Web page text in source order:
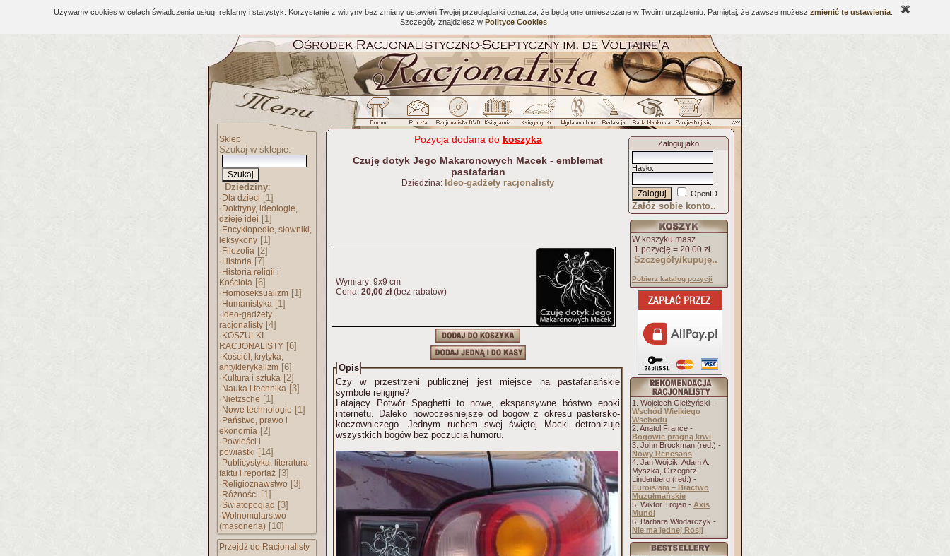
Używamy cookies w celach świadczenia usług, reklamy i statystyk. Korzystanie z witryny bez zmiany ustawień Twojej przeglądarki oznacza, że będą one umieszczane w Twoim urządzeniu. Pamiętaj, że zawsze możesz zmienić te ustawienia
Szczegóły znajdziesz w Polityce Cookies
Sklep
Szukaj w sklepie:
Dziedziny:
· Dla dzieci [1]
· Doktryny, ideologie,
dzieje idei [1]
· Encyklopedie, słowniki,
leksykony [1]
· Filozofia [2]
· Historia [7]
· Historia religii i
Kościoła [6]
· Homoseksualizm [1]
· Humanistyka [1]
· Ideo-gadżety
racjonalisty [4]
· KOSZULKI
RACJONALISTY [6]
· Kościół, krytyka,
antyklerykalizm [6]
· Kultura i sztuka [2]
· Nauka i technika [3]
· Nietzsche [1]
· Nowe technologie [1]
· Państwo, prawo i
ekonomia [2]
· Powieści i
powiastki [14]
· Publicystyka, literatura
faktu i reportaż [3]
· Religioznawstwo [3]
· Różności [1]
·Światopogląd [3]
·Wolnomularstwo
(masoneria) [10]
Przejdź do Racjonalisty
Pozycja dodana do koszyka
Czuję dotyk Jego Makaronowych Macek - emblemat
pastafarian
Dziedzina: Ideo-gadżety racjonalisty
Wymiary: 9x9 cm
Cena: 20,00 zł(bez rabatów)
Opis
Czy w przestrzeni publicznej jest miejsce na pastafariańskie
symbole religijne?
Latający Potwór Spaghetti to nowe, ekspansywne bóstwo epoki
internetu. Daleko nowoczesniejsze od bogów z okresu pastersko-
koczowniczego. Jednym ruchem swej świętej Macki detronizuje
wszystkich bogów bez poczucia humoru.
Zaloguj jako:
Hasło:
OpenID
Załóż sobie konto..
W koszyku masz
1 pozycję = 20,00 zł
Szczegóły/kupuję..
Pobierz katalog pozycji
1. Wojciech Giełżyński -
Wschód Wielkiego
Wschodu
2. Anatol France -
Bogowie pragną krwi
3. John Brockman (red.) -
Nowy Renesans
4. Jan Wójcik, Adam A.
Myszka, Grzegorz
Lindenberg (red.) -
Euroislam – Bractwo
Muzułmańskie
5. Wiktor Trojan - Axis
Mundi
6. Barbara Włodarczyk -
Nie ma jednej Rosji